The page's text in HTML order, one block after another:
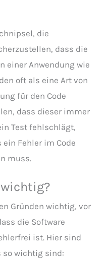
die
dass die
einer Anwendung wie
oft als eine Art von
für den Code
dass dieser immer
Test fehlschlägt,
Fehler im Code
muss.
Gründen wichtig, vor
die Software
ist. Hier sind
so wichtig sind: